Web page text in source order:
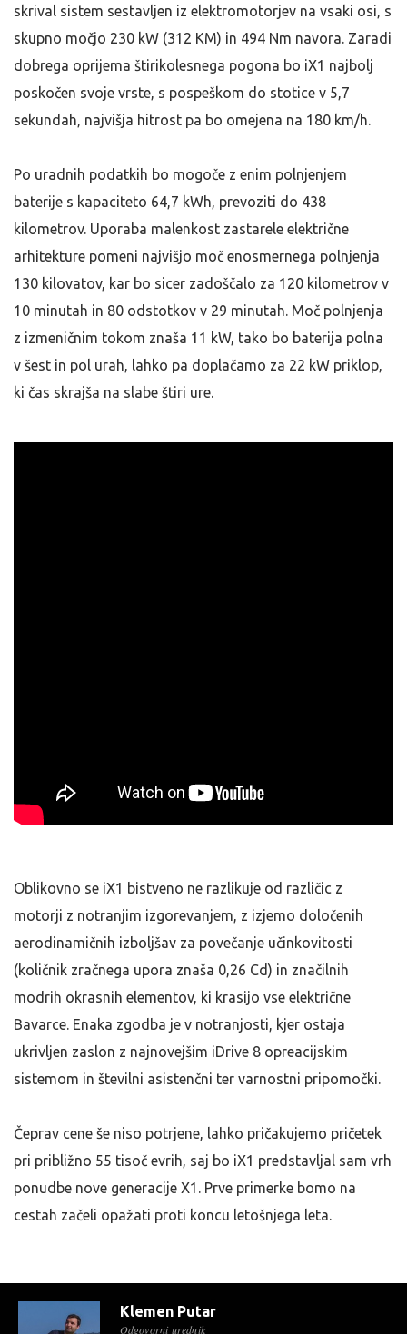
skrival sistem sestavljen iz elektromotorjev na vsaki osi, s
skupno močjo 230 kW (312 KM) in 494 Nm navora. Zaradi
dobrega oprijema štirikolesnega pogona bo iX1 najbolj
poskočen svoje vrste, s pospeškom do stotice v 5,7
sekundah, najvišja hitrost pa bo omejena na 180 km/h.
Po uradnih podatkih bo mogoče z enim polnjenjem
baterije s kapaciteto 64,7 kWh, prevoziti do 438
kilometrov. Uporaba malenkost zastarele električne
arhitekture pomeni najvišjo moč enosmernega polnjenja
130 kilovatov, kar bo sicer zadoščalo za 120 kilometrov v
10 minutah in 80 odstotkov v 29 minutah. Moč polnjenja
z izmeničnim tokom znaša 11 kW, tako bo baterija polna
v šest in pol urah, lahko pa doplačamo za 22 kW priklop,
ki čas skrajša na slabe štiri ure.
Oblikovno se iX1 bistveno ne razlikuje od različic z
motorji z notranjim izgorevanjem, z izjemo določenih
aerodinamičnih izboljšav za povečanje učinkovitosti
(količnik zračnega upora znaša 0,26 Cd) in značilnih
modrih okrasnih elementov, ki krasijo vse električne
Bavarce. Enaka zgodba je v notranjosti, kjer ostaja
ukrivljen zaslon z najnovejšim iDrive 8 opreacijskim
sistemom in številni asistenčni ter varnostni pripomočki.
Čeprav cene še niso potrjene, lahko pričakujemo pričetek
pri približno 55 tisoč evrih, saj bo iX1 predstavljal sam vrh
ponudbe nove generacije X1. Prve primerke bomo na
cestah začeli opažati proti koncu letošnjega leta.
Klemen Putar
Odgovorni urednik